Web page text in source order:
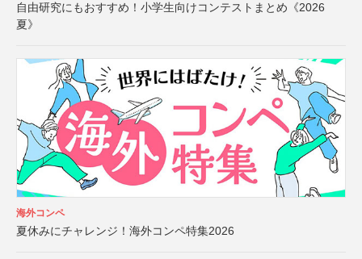
自由研究にもおすすめ！小学生向けコンテストまとめ《2026
夏》
海外コンペ
夏休みにチャレンジ！海外コンペ特集2026